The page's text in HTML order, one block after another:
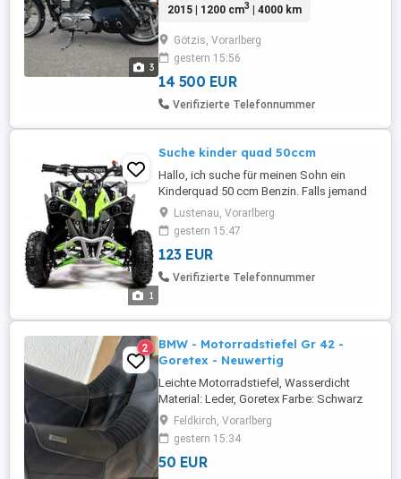
3
Sportluftfilter, kleine Blinker vorne.
2015 | 1200 cm3 | 4000 km
Götzis, Vorarlberg
gestern 15:56
14 500 EUR
Verifizierte Telefonnummer
1
Suche kinder quad 50ccm
Hallo, ich suche für meinen Sohn ein
Kinderquad 50 ccm Benzin. Falls jemand
einen hat und ihn Verkaufen will, mich Bitte
kontaktieren. Preisklasse bis 300. Danke
Lustenau, Vorarlberg
gestern 15:47
123 EUR
Verifizierte Telefonnummer
2
BMW - Motorradstiefel Gr 42 -
Goretex - Neuwertig
Leichte Motorradstiefel, Wasserdicht
Material: Leder, Goretex Farbe: Schwarz
Größe: 42 5 mal getragen
Feldkirch, Vorarlberg
gestern 15:34
50 EUR